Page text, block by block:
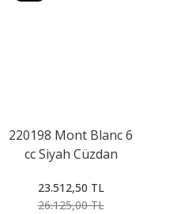
220198 Mont Blanc 6
cc Siyah Cüzdan
23.512,50 TL
26.125,00 TL